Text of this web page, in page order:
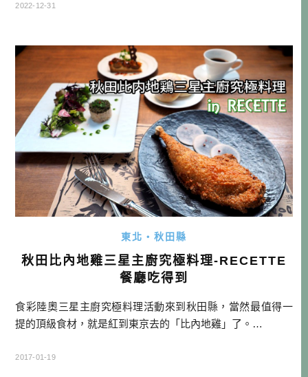
isoriso往後走，會看到一個上坡路，走上去之後有古董品商
（リトルれお） 官網連結 […]…
2022-12-31
東北・秋田縣
秋田比內地雞三星主廚究極料理-RECETTE
餐廳吃得到
食彩陸奧三星主廚究極料理活動來到秋田縣，當然最值得一
提的頂級食材，就是紅到東京去的「比內地雞」了。…
2017-01-19